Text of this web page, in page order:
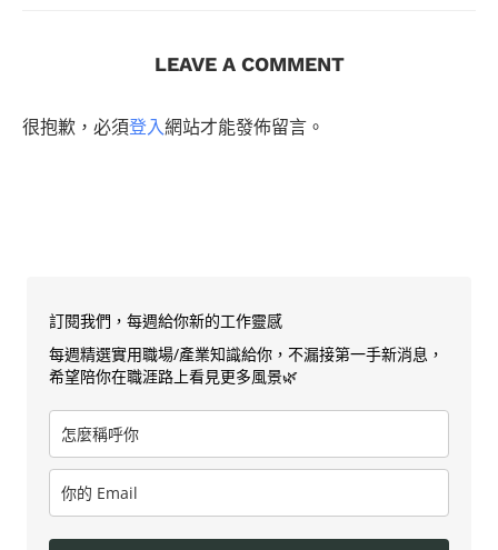
LEAVE A COMMENT
很抱歉，必須登入網站才能發佈留言。
訂閱我們，每週給你新的工作靈感
每週精選實用職場/產業知識給你，不漏接第一手新消息，
希望陪你在職涯路上看見更多風景🌿